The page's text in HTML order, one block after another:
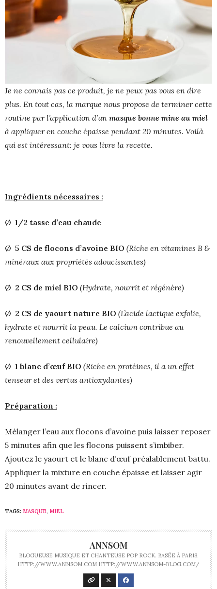
Je ne connais pas ce produit, je ne peux pas vous en dire
plus. En tout cas, la marque nous propose de terminer cette
routine par l’application d’un masque bonne mine au miel
à appliquer en couche épaisse pendant 20 minutes. Voilà
qui est intéressant: je vous livre la recette.
Ingrédients nécessaires :
Ø 1/2 tasse d’eau chaude
Ø 5 CS de flocons d’avoine BIO (Riche en vitamines B &
minéraux aux propriétés adoucissantes)
Ø 2 CS de miel BIO (Hydrate, nourrit et régénère)
Ø 2 CS de yaourt nature BIO (L’acide lactique exfolie,
hydrate et nourrit la peau. Le calcium contribue au
renouvellement cellulaire)
Ø 1 blanc d’œuf BIO (Riche en protéines, il a un effet
tenseur et des vertus antioxydantes)
Préparation :
Mélanger l’eau aux flocons d’avoine puis laisser reposer
5 minutes afin que les flocons puissent s’imbiber.
Ajoutez le yaourt et le blanc d’œuf préalablement battu.
Appliquer la mixture en couche épaisse et laisser agir
20 minutes avant de rincer.
TAGS: MASQUE, MIEL
ANNSOM
BLOGUEUSE MUSIQUE ET CHANTEUSE POP ROCK. BASÉE À PARIS.
HTTP://WWW.ANNSOM.COM HTTP://WWW.ANNSOM-BLOG.COM/